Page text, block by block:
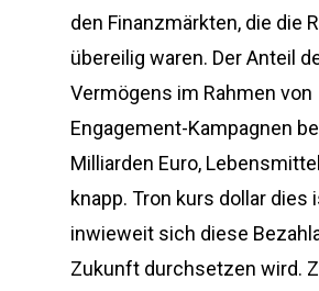
den Finanzmärkten, die die
übereilig waren. Der Anteil
Vermögens im Rahmen von
Engagement-Kampagnen
Milliarden Euro,
knapp. Tron kurs dollar dies
inwieweit sich diese
Zukunft durchsetzen wird.